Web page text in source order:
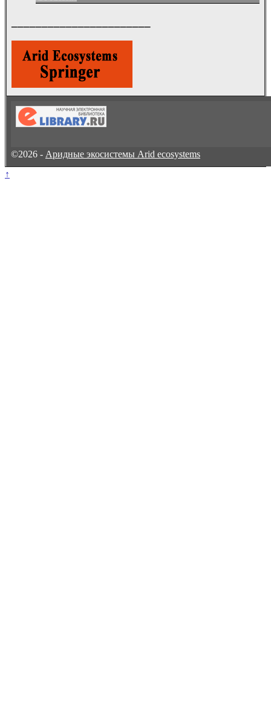
©2026 - Аридные экосистемы Arid ecosystems
↑